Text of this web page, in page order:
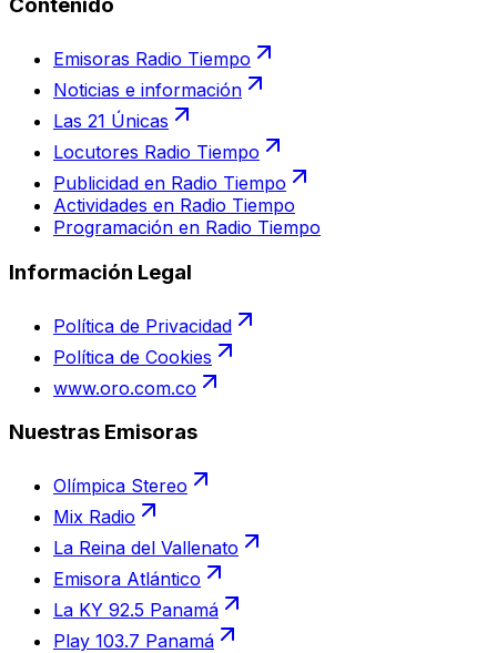
Contenido
Emisoras Radio Tiempo
Noticias e información
Las 21 Únicas
Locutores Radio Tiempo
Publicidad en Radio Tiempo
Actividades en Radio Tiempo
Programación en Radio Tiempo
Información Legal
Política de Privacidad
Política de Cookies
www.oro.com.co
Nuestras Emisoras
Olímpica Stereo
Mix Radio
La Reina del Vallenato
Emisora Atlántico
La KY 92.5 Panamá
Play 103.7 Panamá